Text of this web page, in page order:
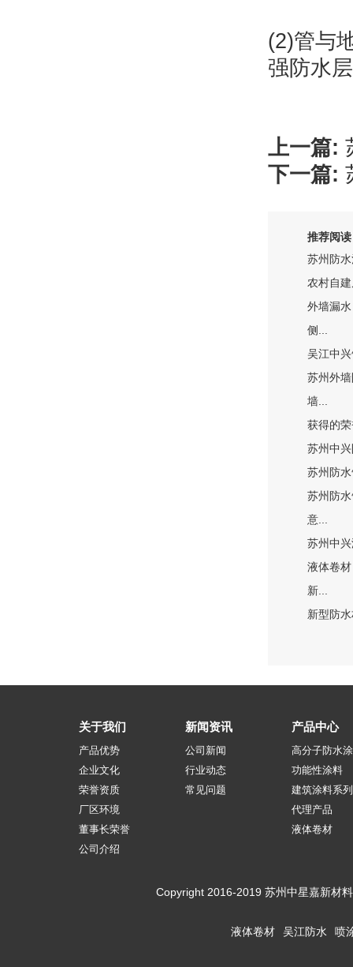
(2)管与
强防水
上一篇:
下一篇:
推荐阅读
苏州防
农村自
外墙漏
侧...
吴江中
苏州外
墙...
获得的
苏州中
苏州防
苏州防
意...
苏州中
液体卷
新...
新型防
关于我们
产品优势
企业文化
荣誉资质
厂区环境
董事长荣誉
公司介绍
新闻资讯
公司新闻
行业动态
常见问题
产品中心
高分子防水
功能性涂料
建筑涂料系列
代理产品
液体卷材
Copyright 2016-2019 苏州中星嘉新材
液体卷材 吴江防水 喷